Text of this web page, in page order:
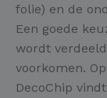
folie) en de
Een goede
wordt
voorkomen.
DecoChip